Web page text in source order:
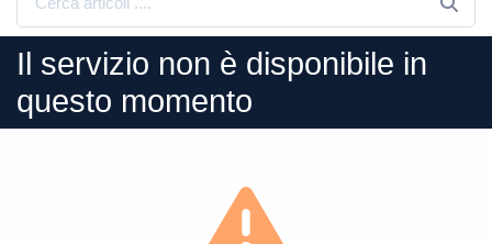
Il servizio non è disponibile in
questo momento